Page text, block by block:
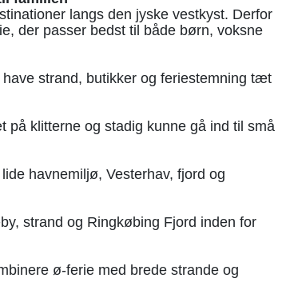
langs den jyske vestkyst. Derfor
der passer bedst til både børn, voksne
strand, butikker og feriestemning tæt
på klitterne og stadig kunne gå ind til små
havnemiljø, Vesterhav, fjord og
strand og Ringkøbing Fjord inden for
ø-ferie med brede strande og